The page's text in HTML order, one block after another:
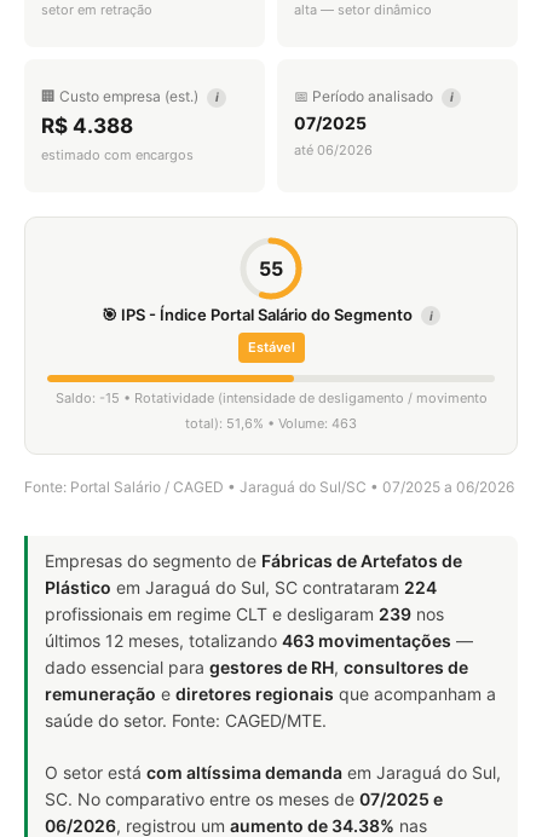
setor em retração alta — setor dinâmico
🏢 Custo empresa (est.) i
R$ 4.388
estimado com encargos
📅 Período analisado i
07/2025
até 06/2026
55
🎯 IPS - Índice Portal Salário do Segmento i
Estável
Saldo: -15 • Rotatividade (intensidade de desligamento / movimento
total): 51,6% • Volume: 463
Fonte: Portal Salário / CAGED • Jaraguá do Sul/SC • 07/2025 a 06/2026
Empresas do segmento de Fábricas de Artefatos de
Plástico em Jaraguá do Sul, SC contrataram 224
profissionais em regime CLT e desligaram 239 nos
últimos 12 meses, totalizando 463 movimentações —
dado essencial para gestores de RH, consultores de
remuneração e diretores regionais que acompanham a
saúde do setor. Fonte: CAGED/MTE.
O setor está com altíssima demanda em Jaraguá do Sul,
SC. No comparativo entre os meses de 07/2025 e
06/2026, registrou um aumento de 34.38% nas